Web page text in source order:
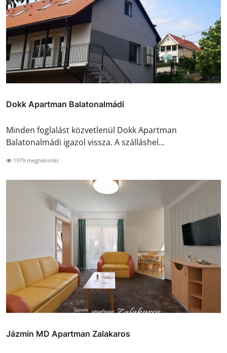
Dokk Apartman Balatonalmádi
Minden foglalást közvetlenül Dokk Apartman
Balatonalmádi igazol vissza. A szálláshel...
1979 megtekintés
Jázmin MD Apartman Zalakaros